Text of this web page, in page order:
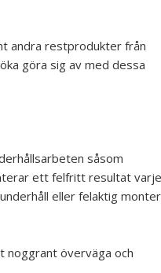
andra restprodukter från
göra sig av med dessa
såsom
ett felfritt resultat varje
eller felaktig
noggrant överväga och